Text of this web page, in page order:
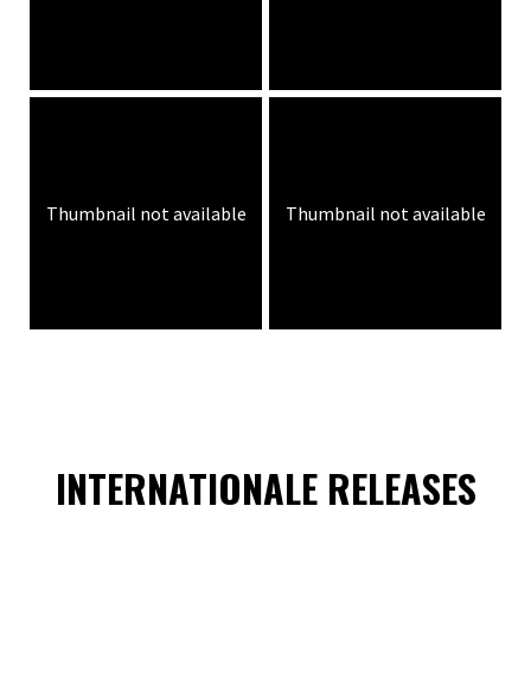
Thumbnail not available Thumbnail not available
INTERNATIONALE RELEASES